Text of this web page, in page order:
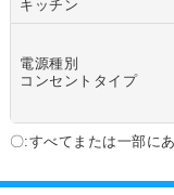
キッチン
電源種別
コンセントタイプ
〇:すべてまたは一部に